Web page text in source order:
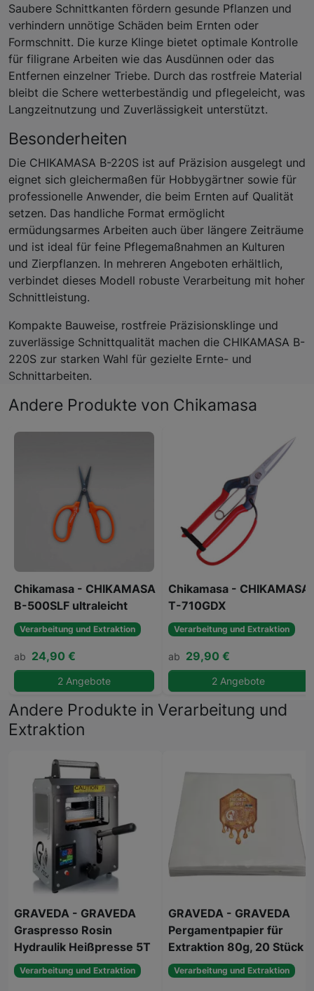
Saubere Schnittkanten fördern gesunde Pflanzen und
verhindern unnötige Schäden beim Ernten oder
Formschnitt. Die kurze Klinge bietet optimale Kontrolle
für filigrane Arbeiten wie das Ausdünnen oder das
Entfernen einzelner Triebe. Durch das rostfreie Material
bleibt die Schere wetterbeständig und pflegeleicht, was
Langzeitnutzung und Zuverlässigkeit unterstützt.
Besonderheiten
Die CHIKAMASA B-220S ist auf Präzision ausgelegt und
eignet sich gleichermaßen für Hobbygärtner sowie für
professionelle Anwender, die beim Ernten auf Qualität
setzen. Das handliche Format ermöglicht
ermüdungsarmes Arbeiten auch über längere Zeiträume
und ist ideal für feine Pflegemaßnahmen an Kulturen
und Zierpflanzen. In mehreren Angeboten erhältlich,
verbindet dieses Modell robuste Verarbeitung mit hoher
Schnittleistung.
Kompakte Bauweise, rostfreie Präzisionsklinge und
zuverlässige Schnittqualität machen die CHIKAMASA B-
220S zur starken Wahl für gezielte Ernte- und
Schnittarbeiten.
Andere Produkte von Chikamasa
Chikamasa - CHIKAMASA
B-500SLF ultraleicht
Verarbeitung und Extraktion
ab 24,90 €
2 Angebote
Chikamasa - CHIKAMASA
T-710GDX
Verarbeitung und Extraktion
ab 29,90 €
2 Angebote
Andere Produkte in Verarbeitung und
Extraktion
GRAVEDA - GRAVEDA
Graspresso Rosin
Hydraulik Heißpresse 5T
Verarbeitung und Extraktion
GRAVEDA - GRAVEDA
Pergamentpapier für
Extraktion 80g, 20 Stück
Verarbeitung und Extraktion